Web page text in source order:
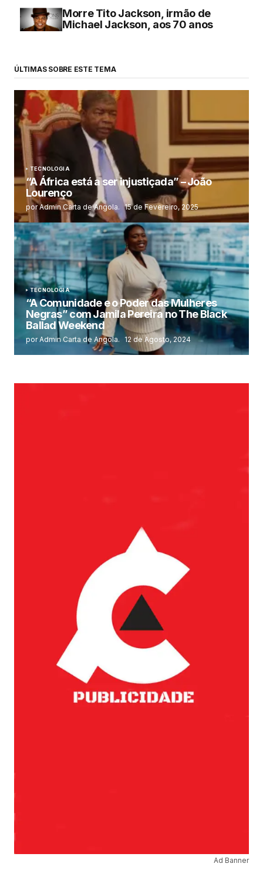
Morre Tito Jackson, irmão de
Michael Jackson, aos 70 anos
ÚLTIMAS SOBRE ESTE TEMA
TECNOLOGIA
“A África está a ser injustiçada” – João
Lourenço
por Admin Carta de Angola. 15 de Fevereiro, 2025
TECNOLOGIA
“A Comunidade e o Poder das Mulheres
Negras” com Jamila Pereira no The Black
Ballad Weekend
por Admin Carta de Angola. 12 de Agosto, 2024
Ad Banner